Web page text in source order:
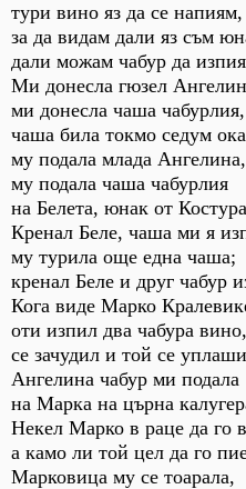
тури вино яз да се напиям,
за да видам дали яз съм
дали можам чабур да
Ми донесла гюзел
ми донесла чаша чабурлия,
чаша била токмо седум
му подала млада Ангелина,
му подала чаша чабурлия
на Белета, юнак от
Кренал Беле, чаша ми я
му турила още една чаша;
кренал Беле и друг чабур
Кога виде Марко
оти изпил два чабура вино,
се зачудил и той се
Ангелина чабур ми подала
на Марка на църна
Некел Марко в раце да го
а камо ли той цел да го
Марковица му се тоарала,